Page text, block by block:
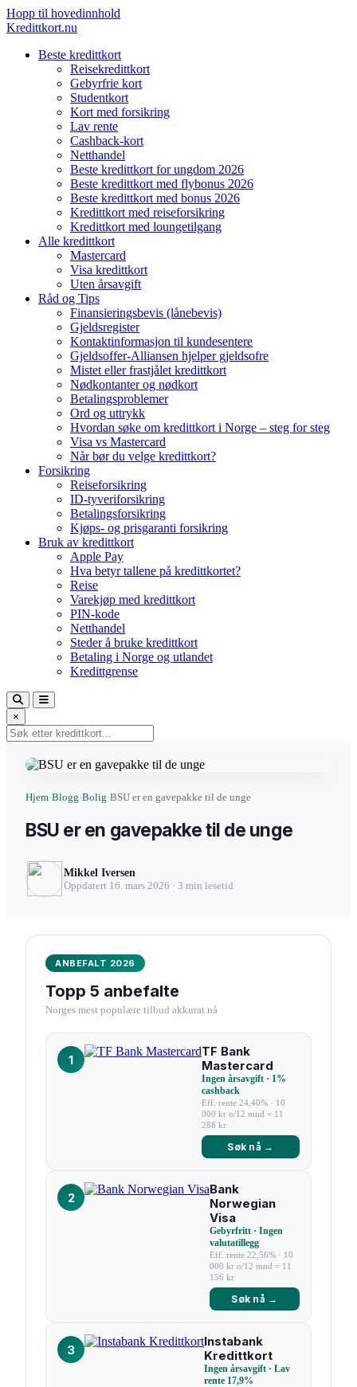
Hopp til hovedinnhold
Kredittkort.nu
Beste kredittkort
Reisekredittkort
Gebyrfrie kort
Studentkort
Kort med forsikring
Lav rente
Cashback-kort
Netthandel
Beste kredittkort for ungdom 2026
Beste kredittkort med flybonus 2026
Beste kredittkort med bonus 2026
Kredittkort med reiseforsikring
Kredittkort med loungetilgang
Alle kredittkort
Mastercard
Visa kredittkort
Uten årsavgift
Råd og Tips
Finansieringsbevis (lånebevis)
Gjeldsregister
Kontaktinformasjon til kundesentere
Gjeldsoffer-Alliansen hjelper gjeldsofre
Mistet eller frastjålet kredittkort
Nødkontanter og nødkort
Betalingsproblemer
Ord og uttrykk
Hvordan søke om kredittkort i Norge – steg for steg
Visa vs Mastercard
Når bør du velge kredittkort?
Forsikring
Reiseforsikring
ID-tyveriforsikring
Betalingsforsikring
Kjøps- og prisgaranti forsikring
Bruk av kredittkort
Apple Pay
Hva betyr tallene på kredittkortet?
Reise
Varekjøp med kredittkort
PIN-kode
Netthandel
Steder å bruke kredittkort
Betaling i Norge og utlandet
Kredittgrense
×
Hjem›Blogg›Bolig›BSU er en gavepakke til de unge
BSU er en gavepakke til de unge
Mikkel Iversen
Oppdatert 16. mars 2026 · 3 min lesetid
ANBEFALT 2026
Topp 5 anbefalte
Norges mest populære tilbud akkurat nå
1
TF Bank
Mastercard
Ingen årsavgift · 1%
cashback
Eff. rente 24,40% · 10
000 kr o/12 mnd = 11
288 kr
Søk nå →
2
Bank
Norwegian
Visa
Gebyrfritt · Ingen
valutatillegg
Eff. rente 22,56% · 10
000 kr o/12 mnd = 11
156 kr
Søk nå →
3
Instabank
Kredittkort
Ingen årsavgift · Lav
rente 17,9%